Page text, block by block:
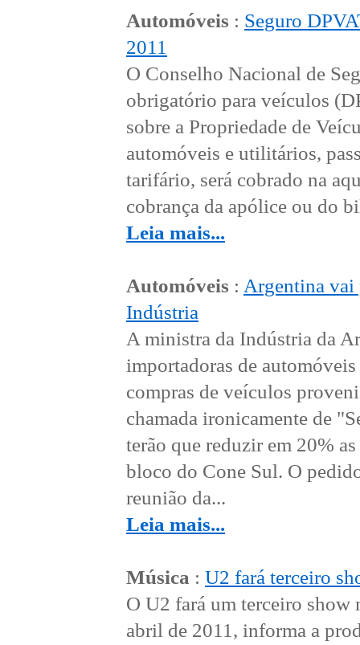
Automóveis : Seguro
2011
O Conselho Nacional de
obrigatório para veículos
sobre a Propriedade de
automóveis e utilitários,
tarifário, será cobrado na
cobrança da apólice ou do
Leia mais...
Automóveis : Argentina
Indústria
A ministra da Indústria da
importadoras de
compras de veículos
chamada ironicamente de
terão que reduzir em 20%
bloco do Cone Sul. O
reunião da...
Leia mais...
Música : U2 fará terceiro
O U2 fará um terceiro show
abril de 2011, informa a